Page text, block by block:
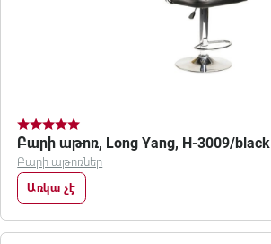
Բարի աթոռ, Long Yang, H-3009/black
Բարի աթոռներ
Առկա չէ